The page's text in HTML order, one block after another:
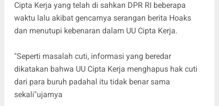
Cipta Kerja yang telah di sahkan DPR RI beberapa
waktu lalu akibat gencarnya serangan berita Hoaks
dan menutupi kebenaran dalam UU Cipta Kerja.
"Seperti masalah cuti, informasi yang beredar
dikatakan bahwa UU Cipta Kerja menghapus hak cuti
dari para buruh padahal itu tidak benar sama
sekali"ujarnya